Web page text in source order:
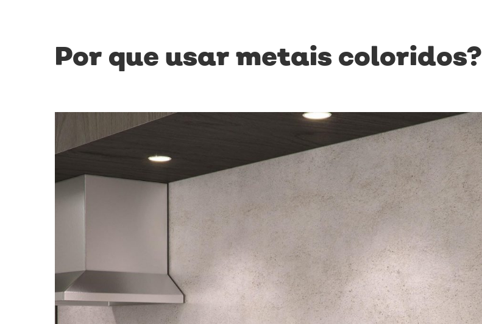
Por que usar metais coloridos?